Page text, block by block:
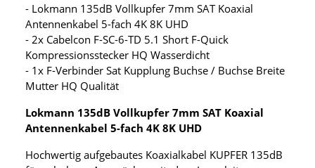
- Lokmann 135dB Vollkupfer 7mm SAT Koaxial
Antennenkabel 5-fach 4K 8K UHD
- 2x Cabelcon F-SC-6-TD 5.1 Short F-Quick
Kompressionsstecker HQ Wasserdicht
- 1x F-Verbinder Sat Kupplung Buchse / Buchse Breite
Mutter HQ Qualität
Lokmann 135dB Vollkupfer 7mm SAT Koaxial
Antennenkabel 5-fach 4K 8K UHD
Hochwertig aufgebautes Koaxialkabel KUPFER 135dB